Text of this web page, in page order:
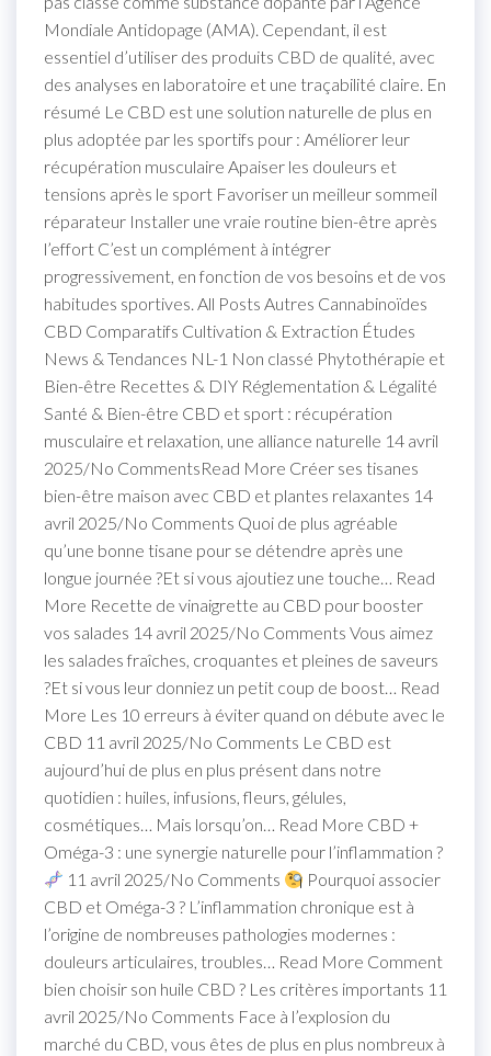
Mondiale Antidopage (AMA). Cependant, il est
essentiel d’utiliser des produits CBD de qualité, avec
des analyses en laboratoire et une traçabilité claire. En
résumé Le CBD est une solution naturelle de plus en
plus adoptée par les sportifs pour : Améliorer leur
récupération musculaire Apaiser les douleurs et
tensions après le sport Favoriser un meilleur sommeil
réparateur Installer une vraie routine bien-être après
l’effort C’est un complément à intégrer
progressivement, en fonction de vos besoins et de vos
habitudes sportives. All Posts Autres Cannabinoïdes
CBD Comparatifs Cultivation & Extraction Études
News & Tendances NL-1 Non classé Phytothérapie et
Bien-être Recettes & DIY Réglementation & Légalité
Santé & Bien-être CBD et sport : récupération
musculaire et relaxation, une alliance naturelle 14 avril
2025/No CommentsRead More Créer ses tisanes
bien-être maison avec CBD et plantes relaxantes 14
avril 2025/No Comments Quoi de plus agréable
qu’une bonne tisane pour se détendre après une
longue journée ?Et si vous ajoutiez une touche… Read
More Recette de vinaigrette au CBD pour booster
vos salades 14 avril 2025/No Comments Vous aimez
les salades fraîches, croquantes et pleines de saveurs
?Et si vous leur donniez un petit coup de boost… Read
More Les 10 erreurs à éviter quand on débute avec le
CBD 11 avril 2025/No Comments Le CBD est
aujourd’hui de plus en plus présent dans notre
quotidien : huiles, infusions, fleurs, gélules,
cosmétiques… Mais lorsqu’on… Read More CBD +
Oméga-3 : une synergie naturelle pour l’inflammation ?
11 avril 2025/No Comments
Pourquoi associer
CBD et Oméga-3 ? L’inflammation chronique est à
l’origine de nombreuses pathologies modernes :
douleurs articulaires, troubles… Read More Comment
bien choisir son huile CBD ? Les critères importants 11
avril 2025/No Comments Face à l’explosion du
marché du CBD, vous êtes de plus en plus nombreux à